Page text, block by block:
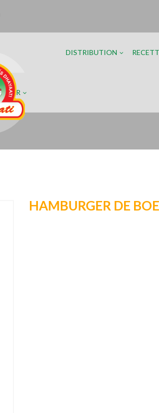
DISTRIBUTION
FR
HAMBURGER DE